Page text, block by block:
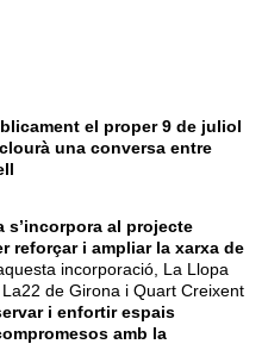
el proper 9 de juliol
una conversa entre
s’incorpora al projecte
reforçar i ampliar la xarxa de
incorporació, La Llopa
de Girona i Quart Creixent
i enfortir espais
amb la